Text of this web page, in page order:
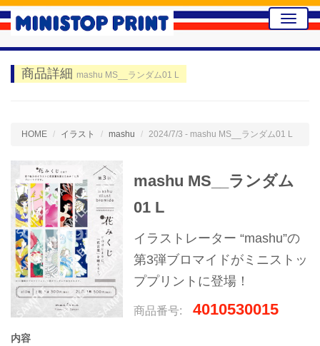
Toggle
商品詳細 mashu MS__ランダム01 L
HOME イラスト mashu 2024/7/3 - mashu MS__ランダム01 L
mashu MS__ランダム
01 L
イラストレーター “mashu”の
第3弾ブロマイドがミニストッ
ププリントに登場！
商品番号: 4010530015
内容